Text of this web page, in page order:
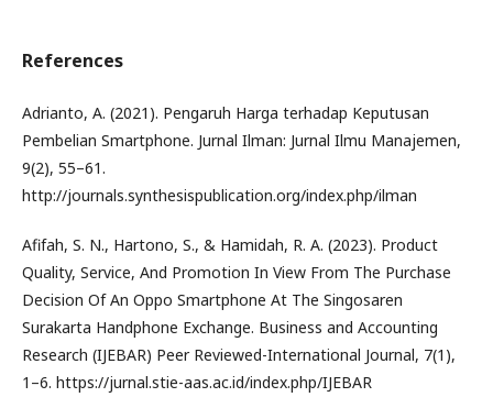
References
Adrianto, A. (2021). Pengaruh Harga terhadap Keputusan
Pembelian Smartphone. Jurnal Ilman: Jurnal Ilmu Manajemen,
9(2), 55–61.
http://journals.synthesispublication.org/index.php/ilman
Afifah, S. N., Hartono, S., & Hamidah, R. A. (2023). Product
Quality, Service, And Promotion In View From The Purchase
Decision Of An Oppo Smartphone At The Singosaren
Surakarta Handphone Exchange. Business and Accounting
Research (IJEBAR) Peer Reviewed-International Journal, 7(1),
1–6. https://jurnal.stie-aas.ac.id/index.php/IJEBAR